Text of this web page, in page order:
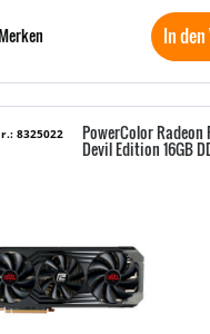
In
PowerColor Radeon
Devil Edition 16GB
8325022